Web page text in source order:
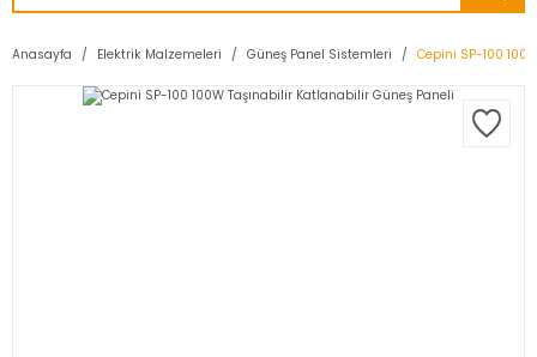
Anasayfa Elektrik Malzemeleri Güneş Panel Sistemleri Cepini SP-100